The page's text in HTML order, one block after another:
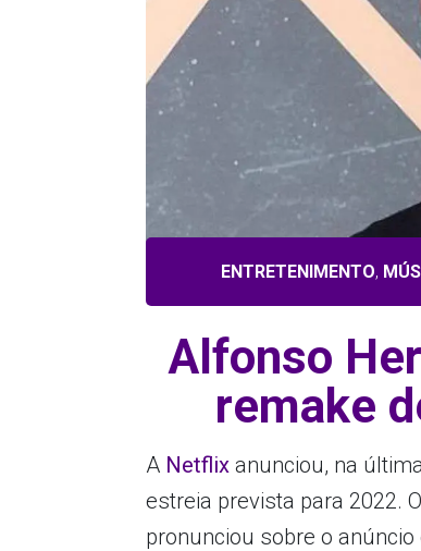
ENTRETENIMENTO,
Alfonso
remake
A Netflix anunciou, na
estreia prevista para 2022.
pronunciou sobre o